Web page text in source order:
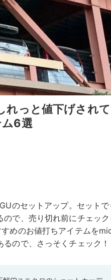
っと値下げされ
6選
のセットアップ。セット
で、売り切れ前にチェック
めのお値打ちアイテムを
ので、さっそくチェック！